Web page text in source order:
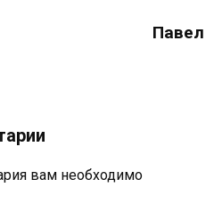
Павел
вам необходимо